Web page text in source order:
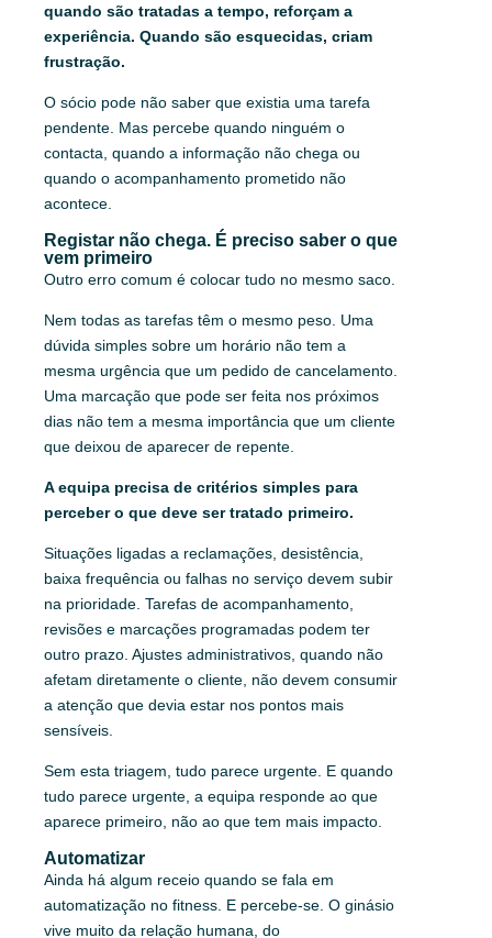
quando são tratadas a tempo, reforçam a
experiência. Quando são esquecidas, criam
frustração.
O sócio pode não saber que existia uma tarefa
pendente. Mas percebe quando ninguém o
contacta, quando a informação não chega ou
quando o acompanhamento prometido não
acontece.
Registar não chega. É preciso saber o que
vem primeiro
Outro erro comum é colocar tudo no mesmo saco.
Nem todas as tarefas têm o mesmo peso. Uma
dúvida simples sobre um horário não tem a
mesma urgência que um pedido de cancelamento.
Uma marcação que pode ser feita nos próximos
dias não tem a mesma importância que um cliente
que deixou de aparecer de repente.
A equipa precisa de critérios simples para
perceber o que deve ser tratado primeiro.
Situações ligadas a reclamações, desistência,
baixa frequência ou falhas no serviço devem subir
na prioridade. Tarefas de acompanhamento,
revisões e marcações programadas podem ter
outro prazo. Ajustes administrativos, quando não
afetam diretamente o cliente, não devem consumir
a atenção que devia estar nos pontos mais
sensíveis.
Sem esta triagem, tudo parece urgente. E quando
tudo parece urgente, a equipa responde ao que
aparece primeiro, não ao que tem mais impacto.
Automatizar
Ainda há algum receio quando se fala em
automatização no fitness. E percebe-se. O ginásio
vive muito da relação humana, do